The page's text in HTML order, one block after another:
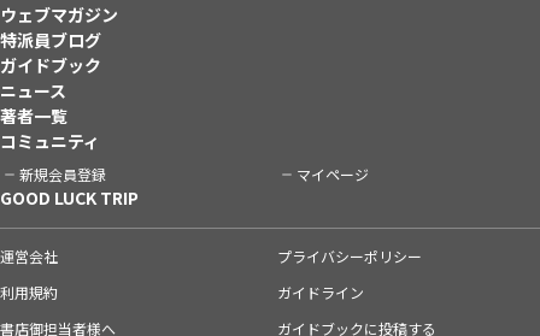
ウェブマガジン
特派員ブログ
ガイドブック
ニュース
著者一覧
コミュニティ
新規会員登録 マイページ
GOOD LUCK TRIP
運営会社
プライバシーポリシー
利用規約
ガイドライン
書店御担当者様へ
ガイドブックに投稿する